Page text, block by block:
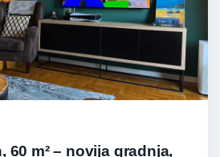
60 m² – novija gradnja,